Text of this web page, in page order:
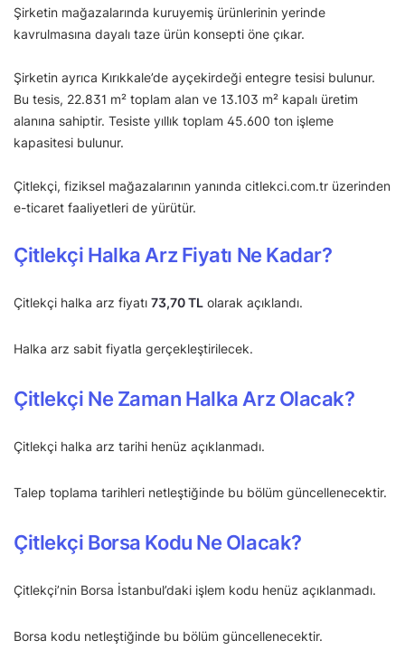
Şirketin mağazalarında kuruyemiş ürünlerinin yerinde
kavrulmasına dayalı taze ürün konsepti öne çıkar.
Şirketin ayrıca Kırıkkale’de ayçekirdeği entegre tesisi bulunur.
Bu tesis, 22.831 m² toplam alan ve 13.103 m² kapalı üretim
alanına sahiptir. Tesiste yıllık toplam 45.600 ton işleme
kapasitesi bulunur.
Çitlekçi, fiziksel mağazalarının yanında citlekci.com.tr üzerinden
e-ticaret faaliyetleri de yürütür.
Çitlekçi Halka Arz Fiyatı Ne Kadar?
Çitlekçi halka arz fiyatı 73,70 TL olarak açıklandı.
Halka arz sabit fiyatla gerçekleştirilecek.
Çitlekçi Ne Zaman Halka Arz Olacak?
Çitlekçi halka arz tarihi henüz açıklanmadı.
Talep toplama tarihleri netleştiğinde bu bölüm güncellenecektir.
Çitlekçi Borsa Kodu Ne Olacak?
Çitlekçi’nin Borsa İstanbul’daki işlem kodu henüz açıklanmadı.
Borsa kodu netleştiğinde bu bölüm güncellenecektir.